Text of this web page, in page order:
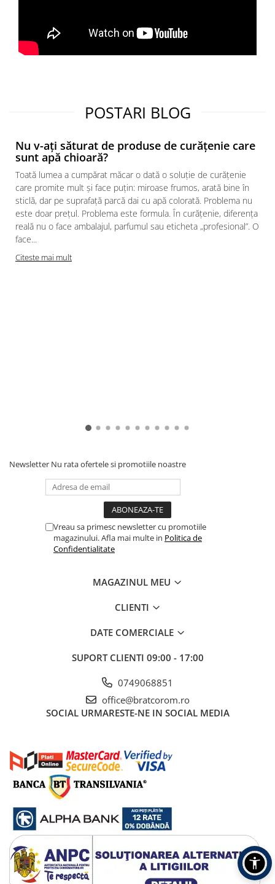
POSTARI BLOG
Nu v-ați săturat de produse de curățenie care
sunt apă chioară?
Toată lumea a cumpărat măcar o dată o soluție de curățenie
care promite mult și face puțin: miroase frumos, arată bine în
sticlă, dar pe suprafață parcă dai cu apă colorată. Problema nu
este doar prețul. Problema este formula. În curățenie, diferența
reală nu o face ambalajul, parfumul sau eticheta „profesional”. O
face...
Citeste mai mult
Newsletter Nu rata ofertele si promotiile noastre
Vreau sa primesc newsletter cu promotiile
magazinului. Afla mai multe in Politica de
Confidentialitate
MAGAZINUL MEU
CLIENTI
DATE COMERCIALE
SUPORT CLIENTI 09:00 - 17:00
0749068851
office@bratcorom.ro
SOCIAL URMARESTE-NE IN SOCIAL MEDIA